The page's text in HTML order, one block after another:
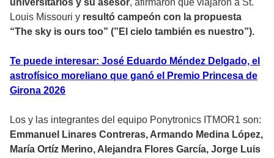
universitarios y su asesor, afirmaron que viajaron a St.
Louis Missouri y resultó campeón con la propuesta
“The sky is ours too” (”El cielo también es nuestro”).
Te puede interesar: José Eduardo Méndez Delgado, el
astrofísico moreliano que ganó el Premio Princesa de
Girona 2026
Los y las integrantes del equipo Ponytronics ITMOR1 son:
Emmanuel Linares Contreras, Armando Medina López,
María Ortíz Merino, Alejandra Flores García, Jorge Luis